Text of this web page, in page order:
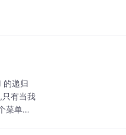
的递归
只有当我
菜单项